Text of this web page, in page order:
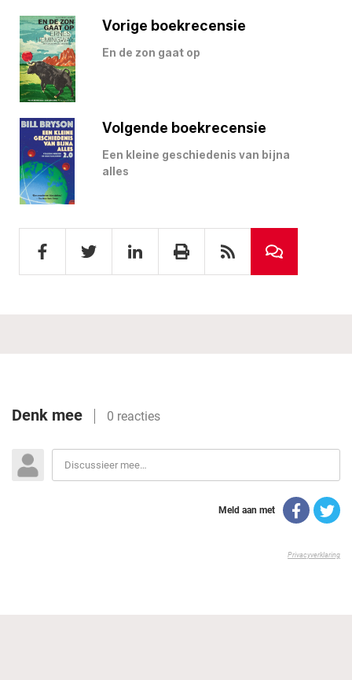
Vorige boekrecensie
En de zon gaat op
Volgende boekrecensie
Een kleine geschiedenis van bijna
alles